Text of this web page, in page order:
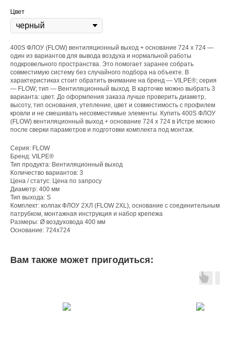
Цвет
400S ФЛОУ (FLOW) вентиляционный выход + основание 724 x 724 —
один из вариантов для вывода воздуха и нормальной работы
подкровельного пространства. Это помогает заранее собрать
совместимую систему без случайного подбора на объекте. В
характеристиках стоит обратить внимание на бренд — VILPE®; серия
— FLOW; тип — Вентиляционный выход. В карточке можно выбрать 3
варианта: цвет. До оформления заказа лучше проверить диаметр,
высоту, тип основания, утепление, цвет и совместимость с профилем
кровли и не смешивать несовместимые элементы. Купить 400S ФЛОУ
(FLOW) вентиляционный выход + основание 724 x 724 в Истре можно
после сверки параметров и подготовки комплекта под монтаж.
Серия: FLOW
Бренд: VILPE®
Тип продукта: Вентиляционный выход
Количество вариантов: 3
Цена / статус: Цена по запросу
Диаметр: 400 мм
Тип выхода: S
Комплект: колпак ФЛОУ 2ХЛ (FLOW 2XL), основание с соединительным
патрубком, монтажная инструкция и набор крепежа
Размеры: Ø воздуховода 400 мм
Основание: 724x724
Вам также может пригодиться: